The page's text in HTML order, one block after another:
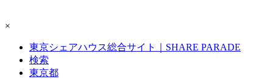
×
東京シェアハウス総合サイト｜SHARE PARADE
検索
東京都